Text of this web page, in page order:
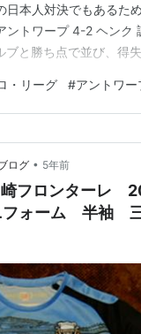
本人対決でもあるた
トワープ 4-2 ヘンク
と勝ち点で並び、得
連戦ながらスタメン
。連戦…
・リーグ #アントワー
ログ • 5年前
フロンターレ
フォーム 半袖